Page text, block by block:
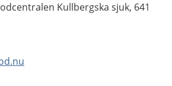
Kullbergska sjuk, 641